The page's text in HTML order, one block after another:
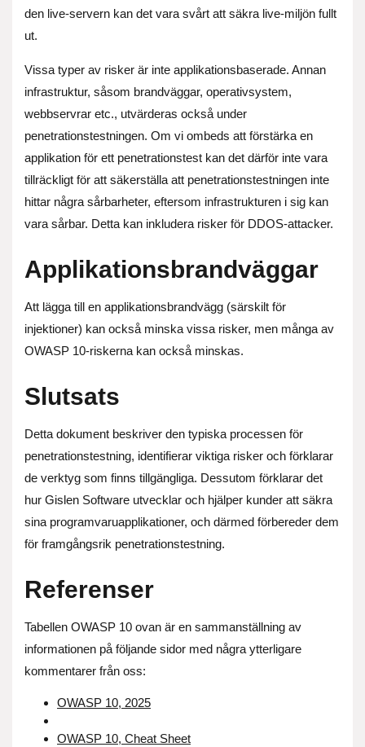
den live-servern kan det vara svårt att säkra live-miljön fullt
ut.
Vissa typer av risker är inte applikationsbaserade. Annan
infrastruktur, såsom brandväggar, operativsystem,
webbservrar etc., utvärderas också under
penetrationstestningen. Om vi ombeds att förstärka en
applikation för ett penetrationstest kan det därför inte vara
tillräckligt för att säkerställa att penetrationstestningen inte
hittar några sårbarheter, eftersom infrastrukturen i sig kan
vara sårbar. Detta kan inkludera risker för DDOS-attacker.
Applikationsbrandväggar
Att lägga till en applikationsbrandvägg (särskilt för
injektioner) kan också minska vissa risker, men många av
OWASP 10-riskerna kan också minskas.
Slutsats
Detta dokument beskriver den typiska processen för
penetrationstestning, identifierar viktiga risker och förklarar
de verktyg som finns tillgängliga. Dessutom förklarar det
hur Gislen Software utvecklar och hjälper kunder att säkra
sina programvaruapplikationer, och därmed förbereder dem
för framgångsrik penetrationstestning.
Referenser
Tabellen OWASP 10 ovan är en sammanställning av
informationen på följande sidor med några ytterligare
kommentarer från oss:
OWASP 10, 2025
OWASP 10, Cheat Sheet